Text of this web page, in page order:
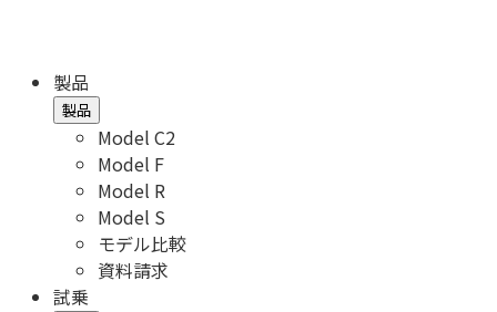
製品
製品
Model C2
Model F
Model R
Model S
モデル比較
資料請求
試乗